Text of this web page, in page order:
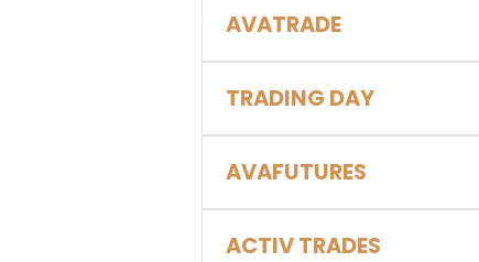
AVATRADE
TRADING DAY
AVAFUTURES
ACTIV TRADES